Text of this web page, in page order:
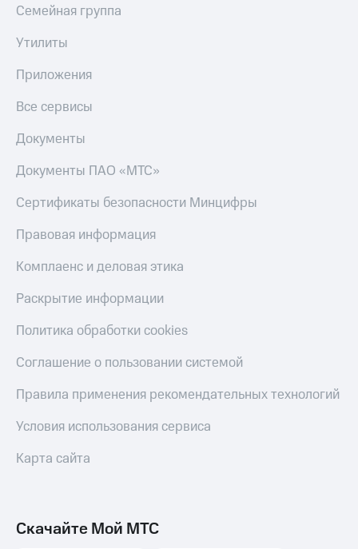
Семейная группа
Утилиты
Приложения
Все сервисы
Документы
Документы ПАО «МТС»
Сертификаты безопасности Минцифры
Правовая информация
Комплаенс и деловая этика
Раскрытие информации
Политика обработки cookies
Соглашение о пользовании системой
Правила применения рекомендательных технологий
Условия использования сервиса
Карта сайта
Скачайте Мой МТС